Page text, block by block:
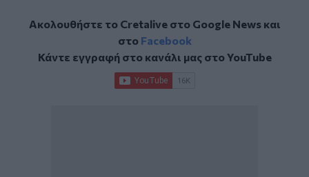
Ακολουθήστε το Cretalive στο Google Newsκαι
στο Facebook
Κάντε εγγραφή στο κανάλι μας στοYouTube